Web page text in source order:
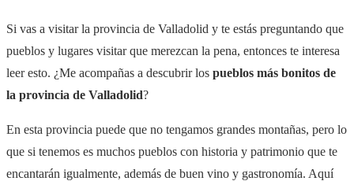
Si vas a visitar la provincia de Valladolid y te estás preguntando que
pueblos y lugares visitar que merezcan la pena, entonces te interesa
leer esto. ¿Me acompañas a descubrir los pueblos más bonitos de
la provincia de Valladolid?
En esta provincia puede que no tengamos grandes montañas, pero lo
que si tenemos es muchos pueblos con historia y patrimonio que te
encantarán igualmente, además de buen vino y gastronomía. Aquí